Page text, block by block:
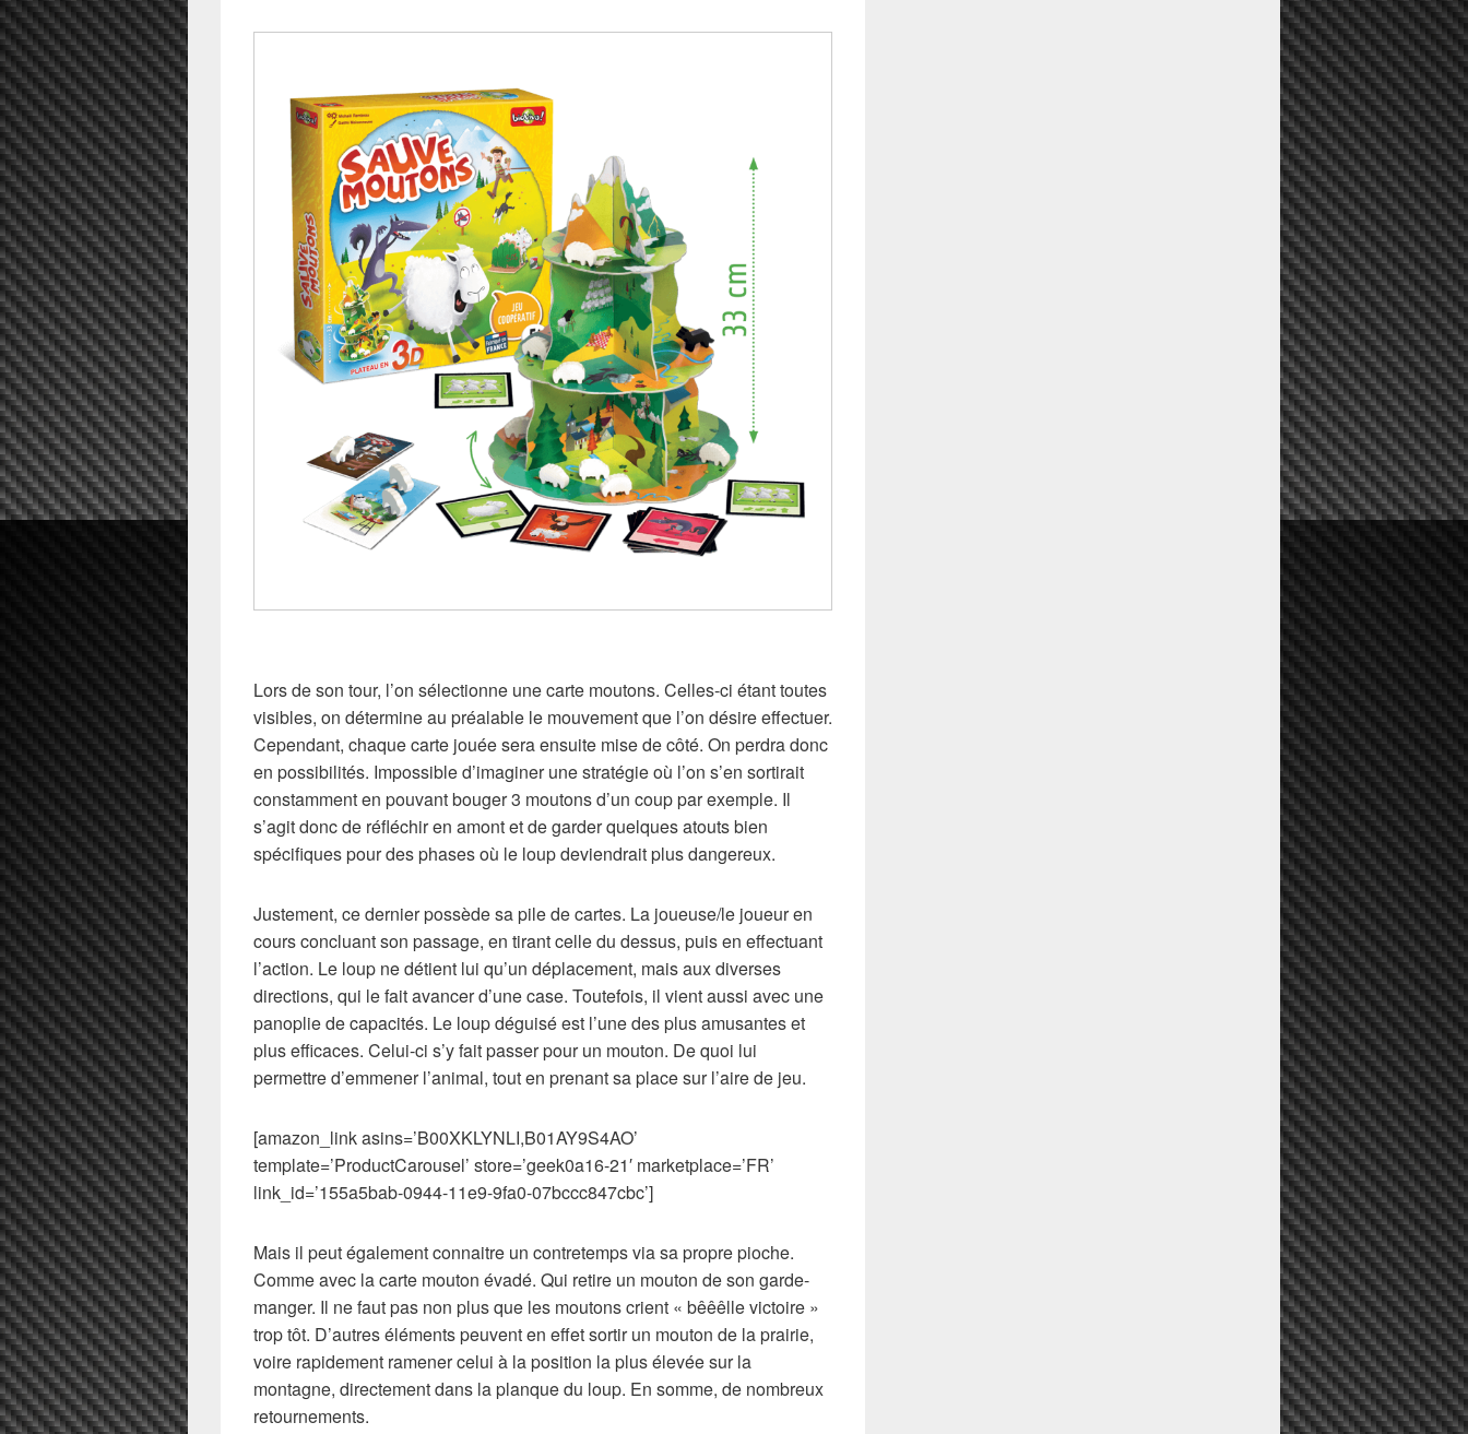
Lors de son tour, l’on sélectionne une carte moutons. Celles-ci étant toutes
visibles, on détermine au préalable le mouvement que l’on désire effectuer.
Cependant, chaque carte jouée sera ensuite mise de côté. On perdra donc
en possibilités. Impossible d’imaginer une stratégie où l’on s’en sortirait
constamment en pouvant bouger 3 moutons d’un coup par exemple. Il
s’agit donc de réfléchir en amont et de garder quelques atouts bien
spécifiques pour des phases où le loup deviendrait plus dangereux.
Justement, ce dernier possède sa pile de cartes. La joueuse/le joueur en
cours concluant son passage, en tirant celle du dessus, puis en effectuant
l’action. Le loup ne détient lui qu’un déplacement, mais aux diverses
directions, qui le fait avancer d’une case. Toutefois, il vient aussi avec une
panoplie de capacités. Le loup déguisé est l’une des plus amusantes et
plus efficaces. Celui-ci s’y fait passer pour un mouton. De quoi lui
permettre d’emmener l’animal, tout en prenant sa place sur l’aire de jeu.
[amazon_link asins=’B00XKLYNLI,B01AY9S4AO’
template=’ProductCarousel’ store=’geek0a16-21′ marketplace=’FR’
link_id=’155a5bab-0944-11e9-9fa0-07bccc847cbc’]
Mais il peut également connaitre un contretemps via sa propre pioche.
Comme avec la carte mouton évadé. Qui retire un mouton de son garde-
manger. Il ne faut pas non plus que les moutons crient « bêêêlle victoire »
trop tôt. D’autres éléments peuvent en effet sortir un mouton de la prairie,
voire rapidement ramener celui à la position la plus élevée sur la
montagne, directement dans la planque du loup. En somme, de nombreux
retournements.